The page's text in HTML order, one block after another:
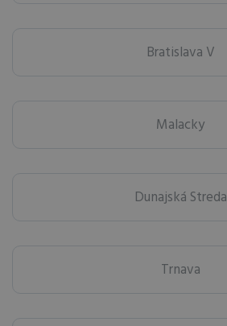
Bratislava V
Malacky
Dunajská Streda
Trnava